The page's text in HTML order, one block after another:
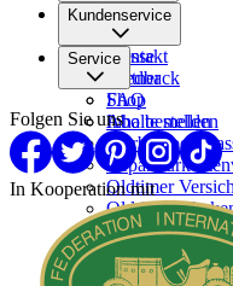
Über uns
Karriere
Presse
Partner
Kundenservice
Kontakt
Feedback
FAQ
Inhalte melden
Service
Shop
Abo bestellen
Werben bei
Oldtimer
Oldtimer
Oldtimer
Oldtimer
Oldtimer
Folgen Sie uns
In Kooperation mit